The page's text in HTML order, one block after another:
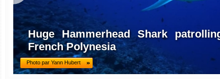
Huge Hammerhead Shark
French Polynesia
Photo par Yann Hubert